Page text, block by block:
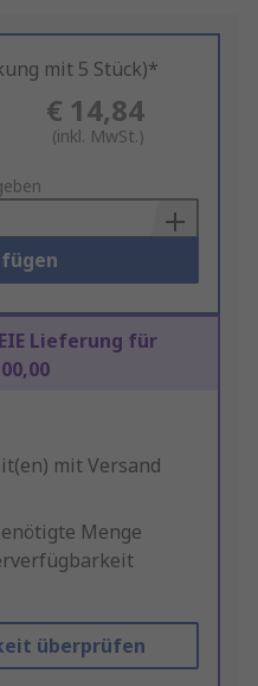
mit 5 Stück)*
€ 14,84
(inkl. MwSt.)
Lieferung für
mit Versand
Menge
überprüfen